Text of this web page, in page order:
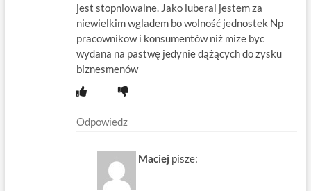
jest stopniowalne. Jako luberal jestem za
niewielkim wgladem bo wolność jednostek Np
pracownikow i konsumentów niż mize byc
wydana na pastwę jedynie dążących do zysku
biznesmenów
Odpowiedz
Maciej pisze: